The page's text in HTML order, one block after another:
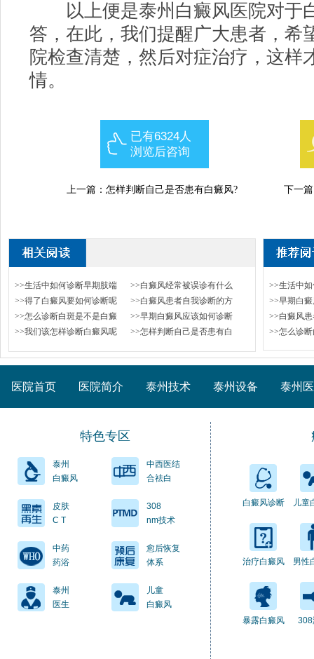
以上便是泰州白癜风医院对于
答，在此，我们提醒广大患者，希
院检查清楚，然后对症治疗，这样
情。
已有6324人
浏览后咨询
上一篇： 怎样判断自己是否患有白癜风? 下一
>>生活中如何诊断早期肢端
>>白癜风经常被误诊有什么
>>得了白癜风要如何诊断呢
>>白癜风患者自我诊断的方
>>怎么诊断白斑是不是白癜
>>早期白癜风应该如何诊断
>>我们该怎样诊断白癜风呢
>>怎样判断自己是否患有白
>>生活中
>>早期白
>>白癜风
>>怎么诊
医院首页 医院简介 泰州技术 泰州设备 泰州
特色专区
泰州
白癜风
中西医结
合祛白
皮肤
C T
308
nm技术
中药
药浴
愈后恢复
体系
泰州
医生
儿童
白癜风
白癜风诊断 儿童
治疗白癜风 男性
暴露白癜风